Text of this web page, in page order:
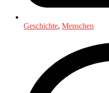
Geschichte, Menschen